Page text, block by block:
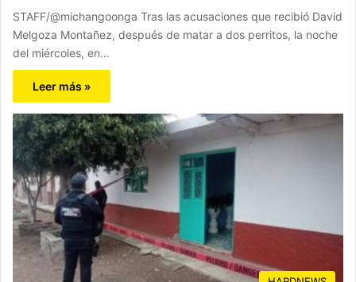
STAFF/@michangoonga Tras las acusaciones que recibió David
Melgoza Montañez, después de matar a dos perritos, la noche
del miércoles, en…
Leer más »